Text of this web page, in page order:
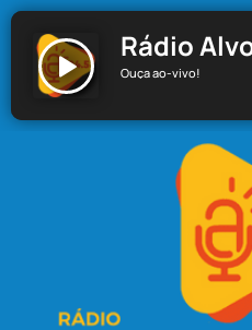
Rádio
Ouça ao-vivo!